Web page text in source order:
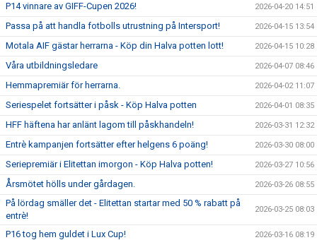
P14 vinnare av GIFF-Cupen 2026! 2026-04-20 14:51
Passa på att handla fotbolls utrustning på Intersport! 2026-04-15 13:54
Motala AIF gästar herrarna - Köp din Halva potten lott! 2026-04-15 10:28
Våra utbildningsledare 2026-04-07 08:46
Hemmapremiär för herrarna. 2026-04-02 11:07
Seriespelet fortsätter i påsk - Köp Halva potten 2026-04-01 08:35
HFF häftena har anlänt lagom till påskhandeln! 2026-03-31 12:32
Entrè kampanjen fortsätter efter helgens 6 poäng! 2026-03-30 08:00
Seriepremiär i Elitettan imorgon - Köp Halva potten! 2026-03-27 10:56
Årsmötet hölls under gårdagen. 2026-03-26 08:55
På lördag smäller det - Elitettan startar med 50 % rabatt på
entrè!
2026-03-25 08:03
P16 tog hem guldet i Lux Cup! 2026-03-16 08:19